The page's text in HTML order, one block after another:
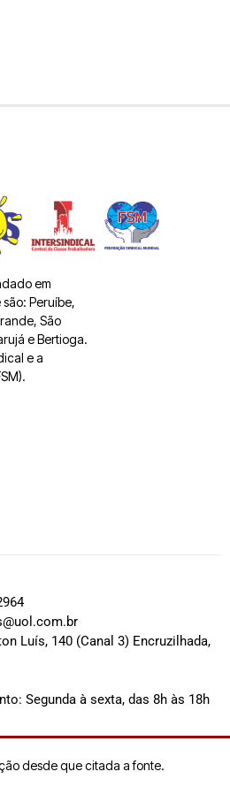
em
são: Peruíbe,
São
e Bertioga.
e a
Luís, 140 (Canal 3) Encruzilhada,
Segunda à sexta, das 8h às 18h
desde que citada a fonte.